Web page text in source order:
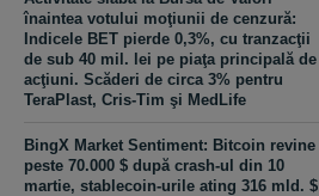
înaintea votului moţiunii de cenzură:
Indicele BET pierde 0,3%, cu tranzacţii
de sub 40 mil. lei pe piaţa principală de
acţiuni. Scăderi de circa 3% pentru
TeraPlast, Cris-Tim şi MedLife
BingX Market Sentiment: Bitcoin revine
peste 70.000 $ după crash-ul din 10
martie, stablecoin-urile ating 316 mld. $